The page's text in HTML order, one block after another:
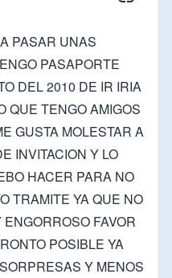
PASAR UNAS
PASAPORTE
DEL 2010 DE IR IRIA
QUE TENGO AMIGOS
GUSTA MOLESTAR A
INVITACION Y LO
HACER PARA NO
TRAMITE YA QUE NO
FAVOR
POSIBLE YA
Y MENOS